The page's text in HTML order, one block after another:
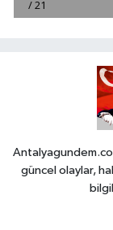
güncel olaylar,